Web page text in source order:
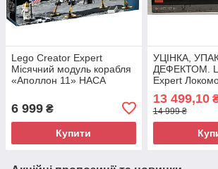
Lego Creator Expert
Місячний модуль корабля
«Аполлон 11» НАСА
6 999 ₴
Купити
УЦІНКА,
ДЕФЕКТОМ.
Expert
13 499,10
14 999 ₴